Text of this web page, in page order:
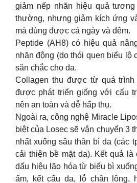
giảm nếp nhăn hiệu quả
thường, nhưng giảm kích ứng
mà dùng được cả ngày và đêm.
Peptide (AH8) có hiệu quả
nhăn động (do thói quen biểu lộ
săn chắc cho da.
Collagen thu được từ quá
được phát triển giống với cấu
nên an toàn và dễ hấp thụ.
Ngoài ra, công nghệ Miracle
biệt của Losec sẽ vận chuyển 3
nhất xuống sâu thân bì da (các
cải thiện bề mặt da). Kết quả
dấu hiệu lão hóa từ biểu bì
ẩm, kết cấu da, lỗ chân lông,